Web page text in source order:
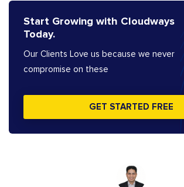
Start Growing with Cloudways
Today.
Our Clients Love us because we never
compromise on these
GET STARTED FREE